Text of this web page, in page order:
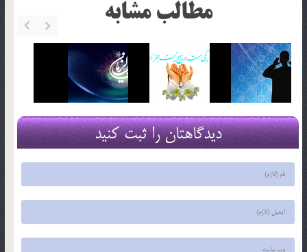
مطالب مشابه
دیدگاهتان را ثبت کنید